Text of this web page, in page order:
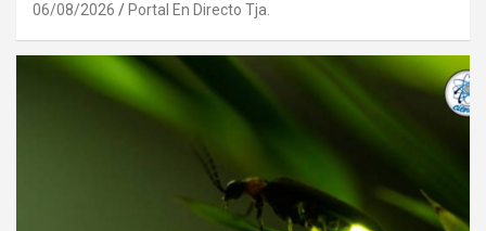
06/08/2026 Portal En Directo Tja.